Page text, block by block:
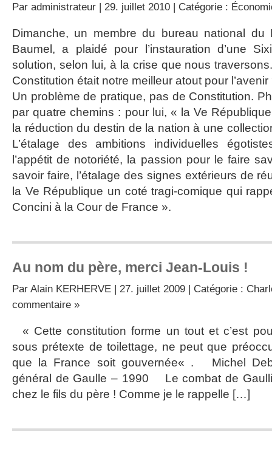
Par administrateur | 29. juillet 2010 | Catégorie :
Dimanche, un membre du bureau national du
Baumel, a plaidé pour l’instauration d’une
solution, selon lui, à la crise que nous
Constitution était notre meilleur atout pour l’avenir
Un problème de pratique, pas de Constitution.
par quatre chemins : pour lui, « la Ve
la réduction du destin de la nation à une
L’étalage des ambitions individuelles
l’appétit de notoriété, la passion pour le faire
savoir faire, l’étalage des signes extérieurs de
la Ve République un coté tragi-comique qui
Concini à la Cour de France ».
Au nom du père, merci Jean-Louis !
Par Alain KERHERVE | 27. juillet 2009 | Catégorie :
commentaire »
« Cette constitution forme un tout et c’est
sous prétexte de toilettage, ne peut que
que la France soit gouvernée« . Michel
général de Gaulle – 1990 Le combat de
chez le fils du père ! Comme je le rappelle […]